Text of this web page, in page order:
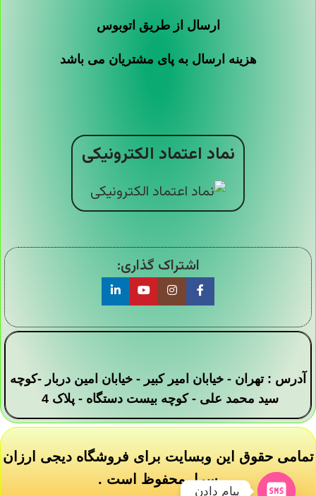
ارسال از طریق اتوبوس
هزینه ارسال به پای مشتریان می باشد
نماد اعتماد الکترونیکی
اشتراک گذاری:
آدرس : تهران - خیابان امیر کبیر - خیابان امین دربار -کوچه
سید محمد علی - کوچه بیست دستگاه - پلاک 4
تمامی حقوق این وبسایت برای فروشگاه دیجی ارزان
سرا محفوظ است .
پیام دادن